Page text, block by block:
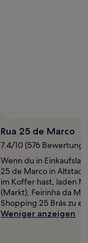
Rua 25 de Marco
7.4/10 (576
Wenn du in
25 de Marco in
im Koffer hast, laden
(Markt), Feirinha da
Shopping 25 Brás zu
Weniger anzeigen